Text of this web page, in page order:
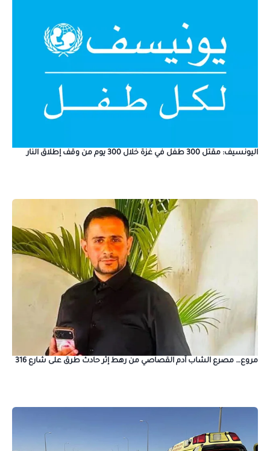
اليونسيف: مقتل 300 طفل في غزة خلال 300 يوم من وقف إطلاق النار
مروع… مصرع الشاب آدم القصاصي من رهط إثر حادث طرق على شارع 316